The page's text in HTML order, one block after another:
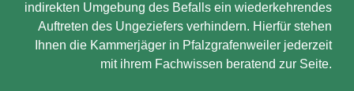
indirekten Umgebung des Befalls ein wiederkehrendes
Auftreten des Ungeziefers verhindern. Hierfür stehen
Ihnen die Kammerjäger in Pfalzgrafenweiler jederzeit
mit ihrem Fachwissen beratend zur Seite.